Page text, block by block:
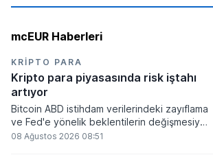
mcEUR Haberleri
KRIPTO PARA
Kripto para piyasasında risk iştahı
artıyor
Bitcoin ABD istihdam verilerindeki zayıflama
ve Fed'e yönelik beklentilerin değişmesiyle
haftayı yükselişle kapattı. Kripto para
08 Ağustos 2026 08:51